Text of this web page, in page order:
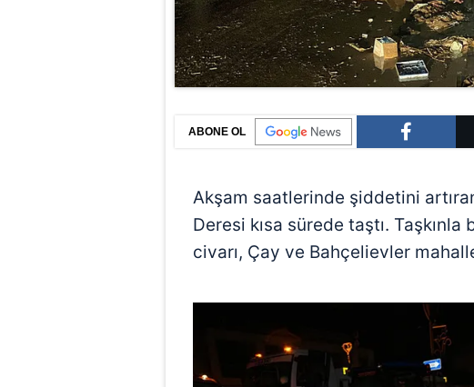
ABONE OL
Akşam saatlerinde şiddetini
Deresi kısa sürede taştı.
civarı, Çay ve Bahçelievler